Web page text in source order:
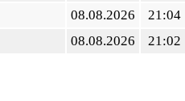
08.08.2026 21:04
08.08.2026 21:02